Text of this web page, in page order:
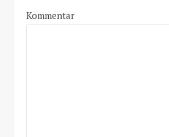
Kommentar